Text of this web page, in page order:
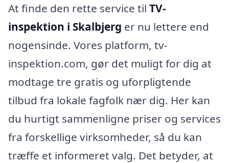
At finde den rette service til TV-
inspektion i Skalbjerg er nu lettere end
nogensinde. Vores platform, tv-
inspektion.com, gør det muligt for dig at
modtage tre gratis og uforpligtende
tilbud fra lokale fagfolk nær dig. Her kan
du hurtigt sammenligne priser og services
fra forskellige virksomheder, så du kan
træffe et informeret valg. Det betyder, at